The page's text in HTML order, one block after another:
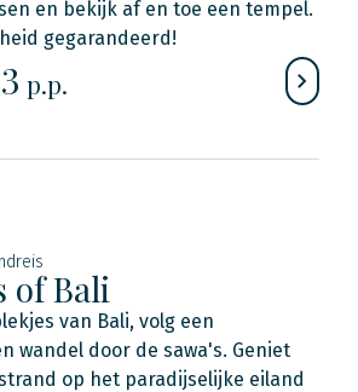
en bekijk af en toe een tempel.
gegarandeerd!
p.p.
of Bali
van Bali, volg een
wandel door de sawa's. Geniet
op het paradijselijke eiland